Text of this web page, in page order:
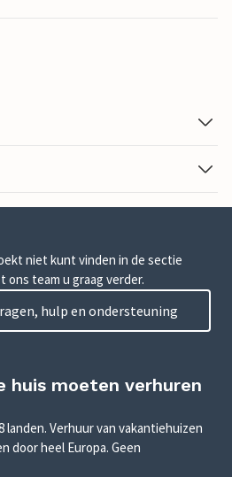
niet kunt vinden in de sectie
team u graag verder.
hulp en ondersteuning
huis moeten verhuren
landen. Verhuur van vakantiehuizen
door heel Europa. Geen